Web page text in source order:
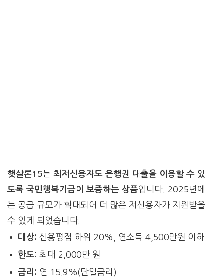
햇살론15는 최저신용자도 은행권 대출을 이용할 수 있
도록 국민행복기금이 보증하는 상품입니다. 2025년에
는 공급 규모가 확대되어 더 많은 저신용자가 지원받을
수 있게 되었습니다.
대상: 신용평점 하위 20%, 연소득 4,500만원 이하
한도: 최대 2,000만 원
금리: 연 15.9%(단일금리)